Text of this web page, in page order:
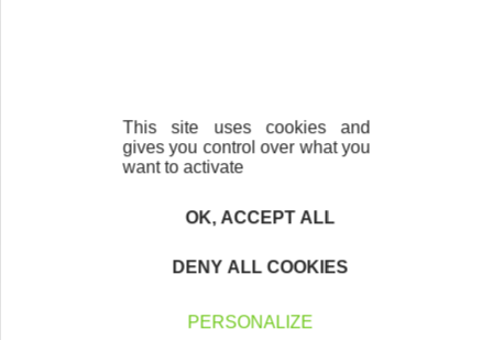
Trouvez à qui vous adresser
This site uses cookies and
gives you control over what you
want to activate
OK, ACCEPT ALL
DENY ALL COOKIES
PERSONALIZE